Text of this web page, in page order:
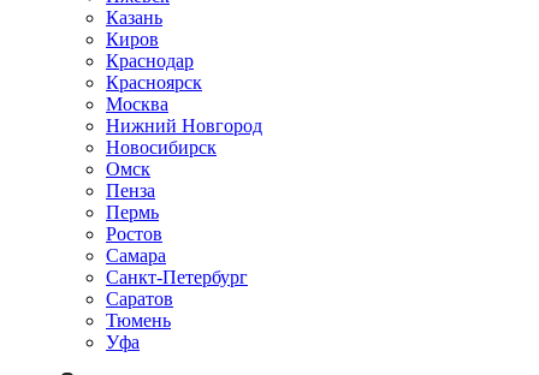
Казань
Киров
Краснодар
Красноярск
Москва
Нижний Новгород
Новосибирск
Омск
Пенза
Пермь
Ростов
Самара
Санкт-Петербург
Саратов
Тюмень
Уфа